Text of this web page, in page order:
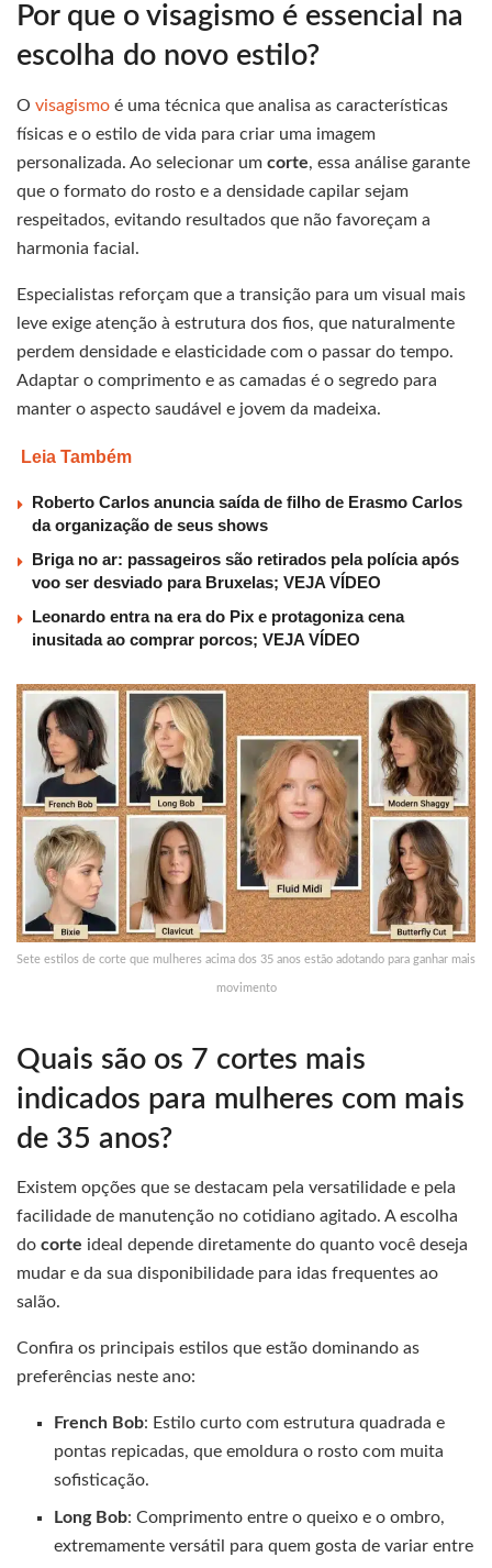
Por que o visagismo é essencial na
escolha do novo estilo?
O visagismo é uma técnica que analisa as características
físicas e o estilo de vida para criar uma imagem
personalizada. Ao selecionar um corte, essa análise garante
que o formato do rosto e a densidade capilar sejam
respeitados, evitando resultados que não favoreçam a
harmonia facial.
Especialistas reforçam que a transição para um visual mais
leve exige atenção à estrutura dos fios, que naturalmente
perdem densidade e elasticidade com o passar do tempo.
Adaptar o comprimento e as camadas é o segredo para
manter o aspecto saudável e jovem da madeixa.
Leia Também
Roberto Carlos anuncia saída de filho de Erasmo Carlos
da organização de seus shows
Briga no ar: passageiros são retirados pela polícia após
voo ser desviado para Bruxelas; VEJA VÍDEO
Leonardo entra na era do Pix e protagoniza cena
inusitada ao comprar porcos; VEJA VÍDEO
Sete estilos de corte que mulheres acima dos 35 anos estão adotando para ganhar mais
movimento
Quais são os 7 cortes mais
indicados para mulheres com mais
de 35 anos?
Existem opções que se destacam pela versatilidade e pela
facilidade de manutenção no cotidiano agitado. A escolha
do corte ideal depende diretamente do quanto você deseja
mudar e da sua disponibilidade para idas frequentes ao
salão.
Confira os principais estilos que estão dominando as
preferências neste ano:
French Bob: Estilo curto com estrutura quadrada e
pontas repicadas, que emoldura o rosto com muita
sofisticação.
Long Bob: Comprimento entre o queixo e o ombro,
extremamente versátil para quem gosta de variar entre